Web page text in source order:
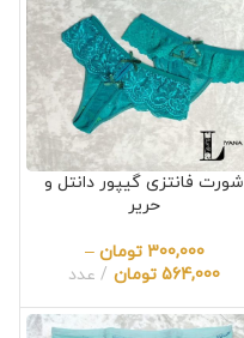
شورت فانتزی گیپور دانتل و
حریر
300,000 تومان –
564,000 تومان عدد